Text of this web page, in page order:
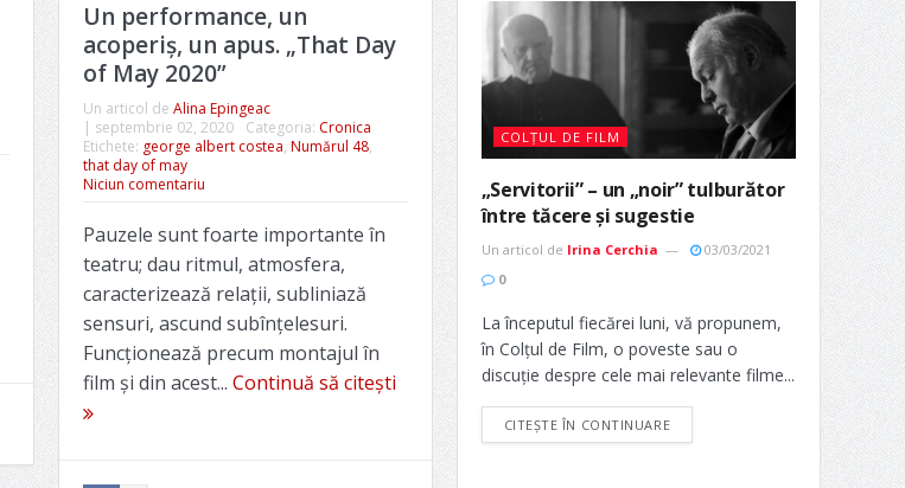
Un performance, un
acoperiş, un apus. „That Day
of May 2020”
Un articol de Alina Epingeac
| septembrie 02, 2020 Categoria: Cronica
Etichete: george albert costea, Numărul 48,
that day of may
Niciun comentariu
Pauzele sunt foarte importante în
teatru; dau ritmul, atmosfera,
caracterizează relaţii, subliniază
sensuri, ascund subînţelesuri.
Funcţionează precum montajul în
film şi din acest... Continuă să citești
COLȚUL DE FILM
„Servitorii” – un „noir” tulburător
între tăcere și sugestie
Un articol de Irina Cerchia
03/03/2021
0
La începutul fiecărei luni, vă propunem,
în Colțul de Film, o poveste sau o
discuție despre cele mai relevante filme...
CITEȘTE ÎN CONTINUARE